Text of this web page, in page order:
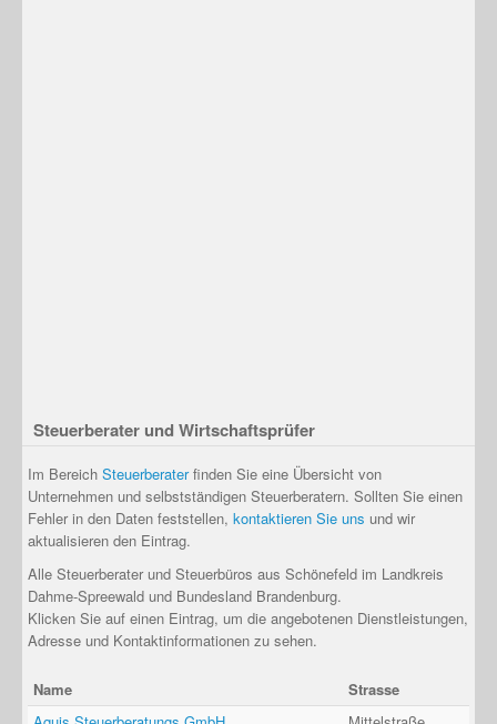
Steuerberater und Wirtschaftsprüfer
Im Bereich Steuerberaterfinden Sie eine Übersicht von
Unternehmen und selbstständigen Steuerberatern. Sollten Sie einen
Fehler in den Daten feststellen, kontaktieren Sie uns und wir
aktualisieren den Eintrag.
Alle Steuerberater und Steuerbüros aus Schönefeld im Landkreis
Dahme-Spreewald und Bundesland Brandenburg.
Klicken Sie auf einen Eintrag, um die angebotenen Dienstleistungen,
Adresse und Kontaktinformationen zu sehen.
Name
Strasse